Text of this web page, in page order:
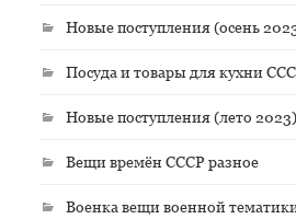
Новые поступления (осень
Посуда и товары для кухни
Новые поступления (лето 2023)
Вещи времён СССР разное
Военка вещи военной